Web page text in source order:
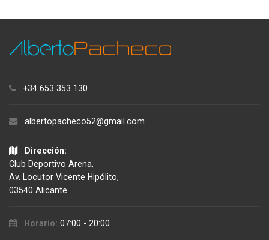
+34 653 353 130
albertopacheco52@gmail.com
Dirección:
Club Deportivo Arena,
Av. Locutor Vicente Hipólito,
03540 Alicante
Horario: 07:00 - 20:00